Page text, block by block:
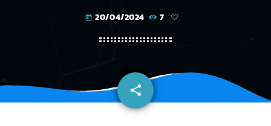
today 20/04/2024 7
share
email